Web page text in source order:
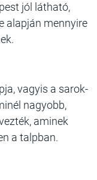
jól látható,
alapján mennyire
vagyis a sarok-
nagyobb,
aminek
a talpban.